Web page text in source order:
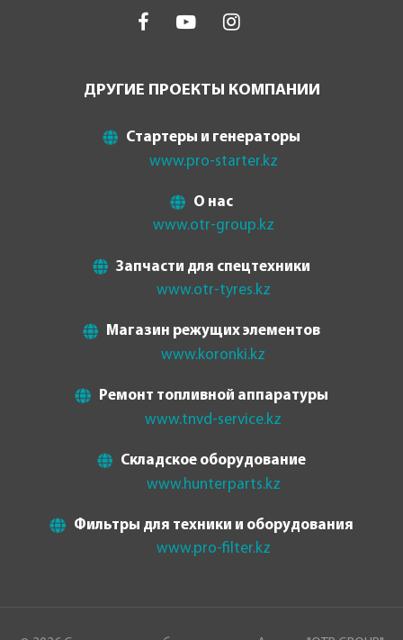
ДРУГИЕ ПРОЕКТЫ КОМПАНИИ
Стартеры и генераторы
www.pro-starter.kz
О нас
www.otr-group.kz
Запчасти для спецтехники
www.otr-tyres.kz
Магазин режущих элементов
www.koronki.kz
Ремонт топливной аппаратуры
www.tnvd-service.kz
Складское оборудование
www.hunterparts.kz
Фильтры для техники и оборудования
www.pro-filter.kz